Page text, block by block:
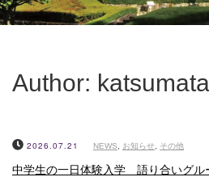
Author:
2026.07.21 NEWS お知らせ その他
中学生の一日体験入学 語り合いグル